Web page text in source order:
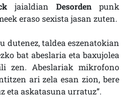
jaialdianDesorden punk
eraso sexista jasan zuten.
dutenez, taldea eszenatokian
bat abeslaria eta baxujolea
zen. Abeslariak mikrofono
ari zela esan zion, bere
eta askatasuna urratuz”.